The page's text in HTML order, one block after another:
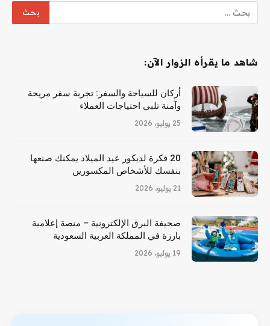
شاهد ما يقرأه الزوار الآن:
أركان للسياحة والسفر: تجربة سفر مريحة
وآمنة تلبي احتياجات العملاء
25 يوليو، 2026
20 فكرة لديكور عيد الميلاد يمكنك صنعها
بنفسك للأشخاص المكسورين
21 يوليو، 2026
صحيفة البرق الإلكترونية – منصة إعلامية
بارزة في المملكة العربية السعودية
19 يوليو، 2026